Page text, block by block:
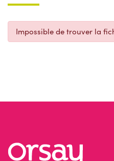
Impossible de trouver la